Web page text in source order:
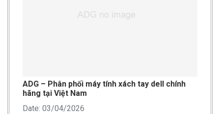
ADG – Phân phối máy tính xách tay dell chính
hãng tại Việt Nam
Date: 03/04/2026